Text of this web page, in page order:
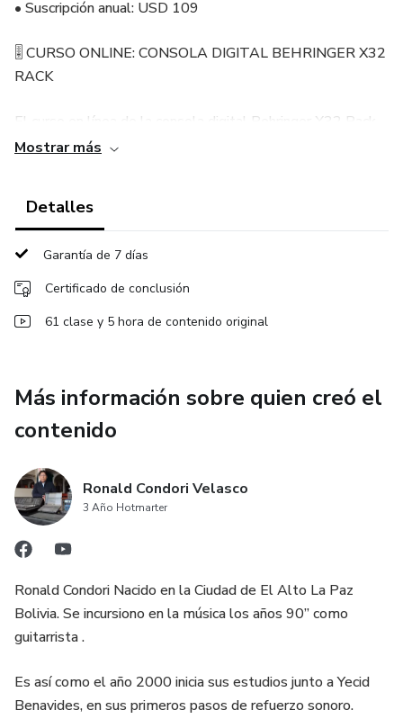
• Suscripción anual: USD 109
🎚️ CURSO ONLINE: CONSOLA DIGITAL BEHRINGER X32
RACK
El curso en línea de la consola digital Behringer X32 Rack
comienza con una introducción al equipo, sus funciones y
organización de canales.
Conocerás cómo grabar y reproducir audio desde la consola,
realizar reproducción con una DAW y grabar o reproducir
Mix y Gain, Low Cut y ecualizador paramétrico. También
conocerás el uso del compresor, Gate y efectos para voz.
Aprenderás el uso de grupos DCA y subgrupos, sus
diferencias, mute por grupos y revisión de medidores de
intensidad. Se desarrollarán ejemplos de mezcla en vivo y
mezcla de monitores.
El curso incluye guardar y cargar escenas, ejemplos de
compresión para guitarra, voz y quena usando el mismo
micrófono, además del uso de Gate en bombo y tambor.
Conocerás el enrutamiento, Stereo Link y otras
configuraciones. Aprenderás la función de Phantom Power,
Mostrar más
Detalles
Garantía de 7 días
Certificado de conclusión
61 clase y 5 hora de contenido original
Más información sobre quien creó el
contenido
Ronald Condori Velasco
3 Año Hotmarter
Ronald Condori Nacido en la Ciudad de El Alto La Paz
Bolivia. Se incursiono en la música los años 90” como
guitarrista .
Es así como el año 2000 inicia sus estudios junto a Yecid
Benavides, en sus primeros pasos de refuerzo sonoro.